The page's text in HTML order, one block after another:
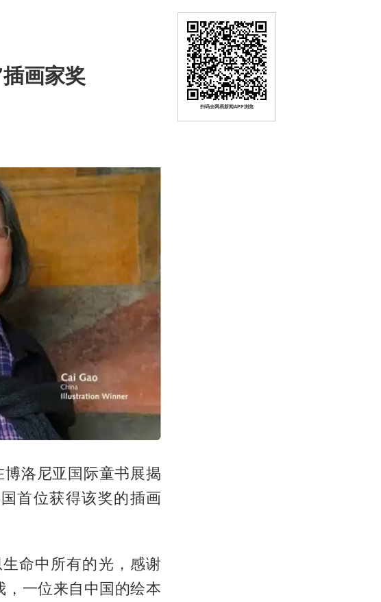
画家奖
洛尼亚国际童书展揭
首位获得该奖的插画
命中所有的光，感谢
，一位来自中国的绘本
扫码去网易新闻APP浏览